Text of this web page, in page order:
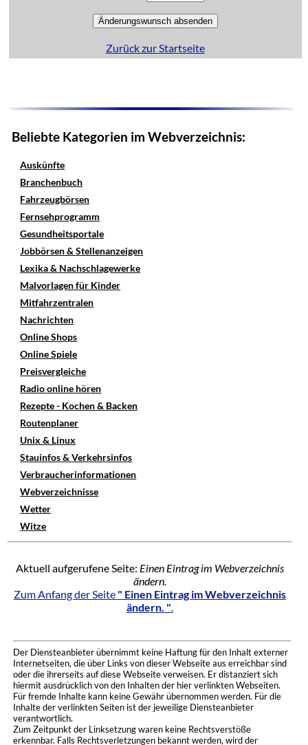
Zurück zur Startseite
Beliebte Kategorien im Webverzeichnis:
Auskünfte
Branchenbuch
Fahrzeugbörsen
Fernsehprogramm
Gesundheitsportale
Jobbörsen & Stellenanzeigen
Lexika & Nachschlagewerke
Malvorlagen für Kinder
Mitfahrzentralen
Nachrichten
Online Shops
Online Spiele
Preisvergleiche
Radio online hören
Rezepte - Kochen & Backen
Routenplaner
Unix & Linux
Stauinfos & Verkehrsinfos
Verbraucherinformationen
Webverzeichnisse
Wetter
Witze
Aktuell aufgerufene Seite: Einen Eintrag im Webverzeichnis
ändern.
Zum Anfang der Seite " Einen Eintrag im Webverzeichnis
ändern. ".
Der Diensteanbieter übernimmt keine Haftung für den Inhalt externer
Internetseiten, die über Links von dieser Webseite aus erreichbar sind
oder die ihrerseits auf diese Webseite verweisen. Er distanziert sich
hiermit ausdrücklich von den Inhalten der hier verlinkten Webseiten.
Für fremde Inhalte kann keine Gewähr übernommen werden. Für die
Inhalte der verlinkten Seiten ist der jeweilige Diensteanbieter
verantwortlich.
Zum Zeitpunkt der Linksetzung waren keine Rechtsverstöße
erkennbar. Falls Rechtsverletzungen bekannt werden, wird der